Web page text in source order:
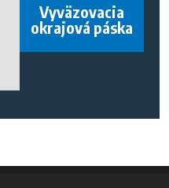
Vyväzovacia
okrajová páska